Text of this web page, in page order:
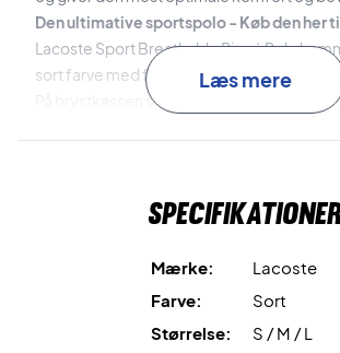
Den ultimative sportspolo - Køb den her
Lacoste Sport Breathable Piqué Polo
sort farve med fede hvide detaljer på
På brystkassen sidder det ikoniske Lacoste
Farve: Sort med hvid
Lacoste nr: DH2094 00 258
Læs mere
Mærke:
Lacoste
Farve:
Sort
Størrelse:
S / M / L